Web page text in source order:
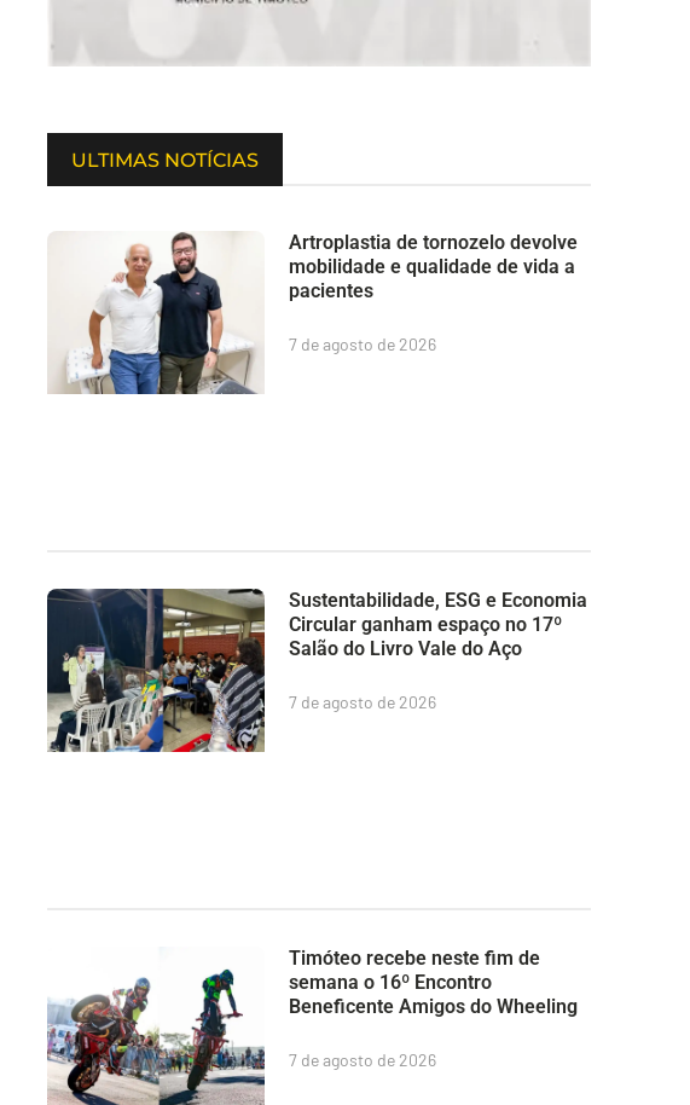
ULTIMAS NOTÍCIAS
Artroplastia de tornozelo devolve
mobilidade e qualidade de vida a
pacientes
7 de agosto de 2026
Sustentabilidade, ESG e Economia
Circular ganham espaço no 17º
Salão do Livro Vale do Aço
7 de agosto de 2026
Timóteo recebe neste fim de
semana o 16º Encontro
Beneficente Amigos do Wheeling
7 de agosto de 2026